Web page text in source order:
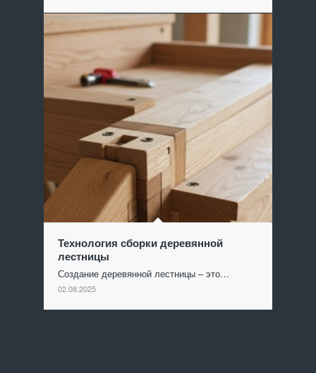
Технология сборки деревянной
лестницы
Создание деревянной лестницы – это…
02.08.2025